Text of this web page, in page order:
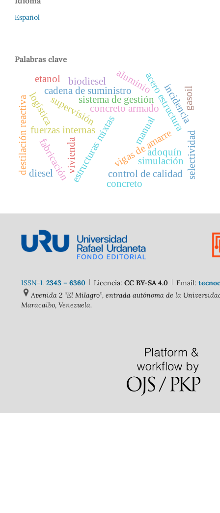
Español
Palabras clave
estructuras mixtas
concreto armadoacero estructura
incidencia
vigas de amarre
fuerzas internas
sistema de gestión
control de calidad
supervisión
vivienda
manual
adoquín
concreto
fabricación
cadena de suministro
logística
biodiesel
simulación
destilación reactiva selectividad
etanol
gasoil
diesel
aluminio
ISSN-L2343 – 6360 Licencia: CC BY-SA 4.0 Email:
Avenida 2 “El Milagro”, entrada autónoma de la
Maracaibo, Venezuela.